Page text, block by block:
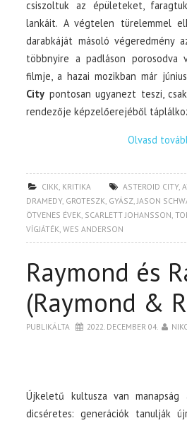
csiszoltuk az épületeket,
lankáit. A végtelen türelemmel
darabkáját másoló végeredmény
többnyire a padláson porosodva
filmje, a hazai mozikban már
City pontosan ugyanezt teszi,
rendezője képzelőerejéből
Olvasd
CIKK KRITIKA ASTEROID CITY,
DRAMEDY, GROTESZK GYÁSZ JASON
ÖTVENES ÉVEK SCARLETT JOHANSSON ,
VÍGJÁTÉK ,WES ANDERSON
Raymond és
(Raymond &
PUBLIKÁLTA 2022. DECEMBER 04.
Újkeletű kultusza van
dicséretes: generációk tanulják